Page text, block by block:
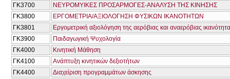
ΓΚ3700
ΝΕΥΡΟΜΥΙΚΕΣ ΠΡΟΣΑΡΜΟΓΕΣ-ΑΝΑΛΥΣΗ ΤΗΣ ΚΙΝΗΣΗΣ
ΓΚ3800
ΕΡΓΟΜΕΤΡΙΑ/ΑΞΙΟΛΟΓΗΣΗ ΦΥΣΙΚΩΝ ΙΚΑΝΟΤΗΤΩΝ
ΓΚ3801
Εργομετρική αξιολόγηση της αερόβιας και αναερόβιας
ΓΚ3900
Παιδαγωγική Ψυχολογία
ΓΚ4000
Κινητική Μάθηση
ΓΚ4100
Ανάπτυξη κινητικών δεξιοτήτων
ΓΚ4400
Διαχείριση προγραμμάτων άσκησης